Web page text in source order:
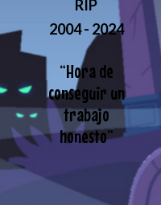
RIP
2004 - 2024
“Hora de
conseguir un
trabajo
honesto”